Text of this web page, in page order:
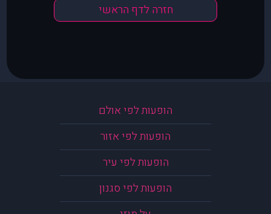
חזרה לדף הראשי
הופעות לפי אולם
הופעות לפי אזור
הופעות לפי עיר
הופעות לפי סגנון